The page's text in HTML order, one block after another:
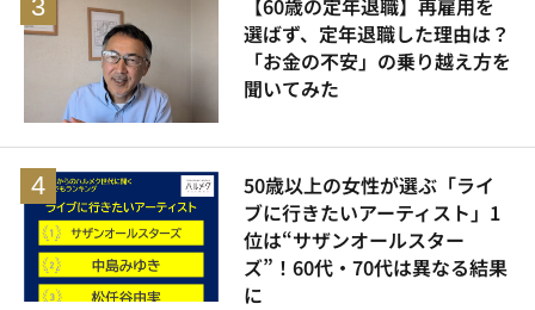
【60歳の定年退職】再雇用を
選ばず、定年退職した理由は？
「お金の不安」の乗り越え方を
聞いてみた
50歳以上の女性が選ぶ「ライ
ブに行きたいアーティスト」1
位は“サザンオールスター
ズ”！60代・70代は異なる結果
に